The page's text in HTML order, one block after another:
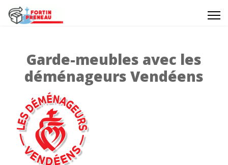
Garde-meubles avec les
déménageurs Vendéens